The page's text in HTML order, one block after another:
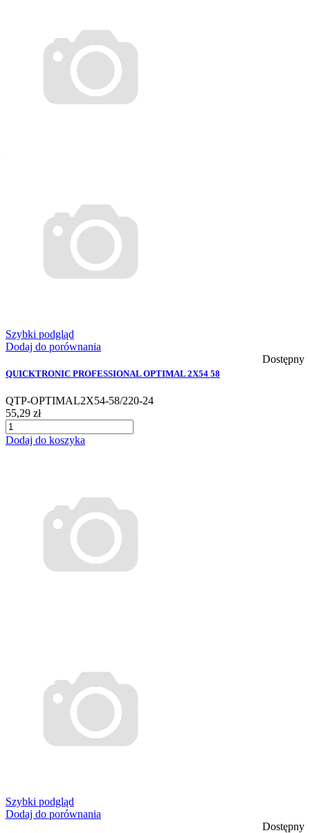
Szybki podgląd
Dodaj do porównania
Dostępny
QUICKTRONIC PROFESSIONAL OPTIMAL 2X54 58
QTP-OPTIMAL2X54-58/220-24
55,29 zł
Dodaj do koszyka
Szybki podgląd
Dodaj do porównania
Dostępny